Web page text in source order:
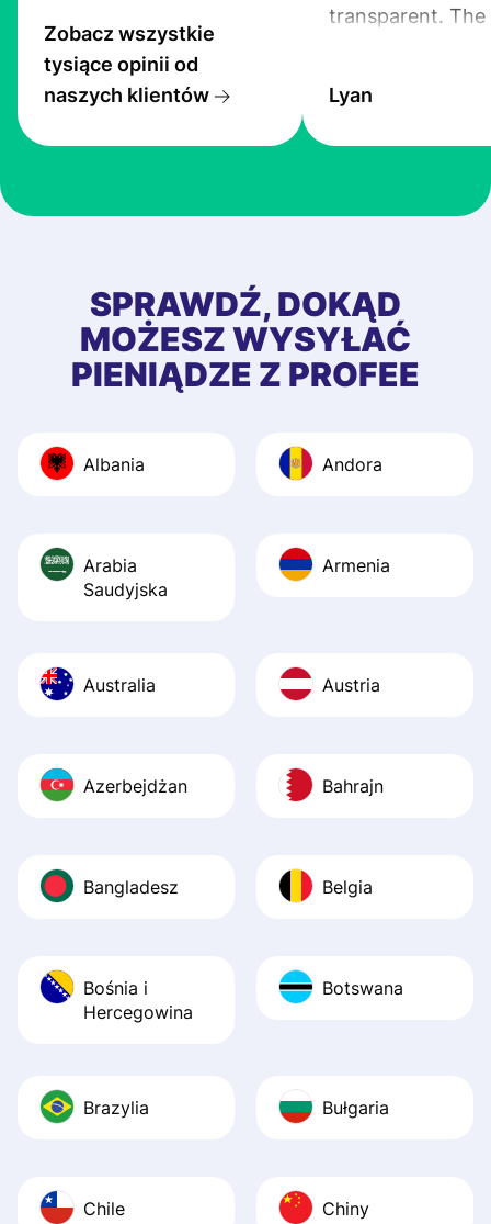
Zobacz wszystkie
tysiące opinii od
naszych klientów
transparent. The
the exchange
at Profee is very
first started
app, and they
quick to provide
and helpful
Recommend it!
Lyan
SPRAWDŹ, DOKĄD
MOŻESZ WYSYŁAĆ
PIENIĄDZE Z PROFEE
Albania Andora
Arabia
Saudyjska
Armenia
Australia Austria
Azerbejdżan Bahrajn
Bangladesz Belgia
Bośnia i
Hercegowina
Botswana
Brazylia Bułgaria
Chile Chiny